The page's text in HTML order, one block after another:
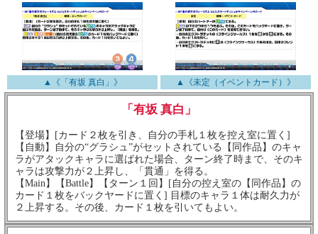
▲《「有坂 真白」》 ▲《未定（イベントカード）》
「有坂 真白」
【登場】[カード２枚を引き、自分の手札１枚を控え室に置く]
【自動】自分の“グラシュ”がセットされている【同作品】のキャ
ラがアタックキャラに選ばれた場合、ターン終了時まで、そのキ
ャラは攻撃力が２上昇し、「貫通」を得る。
【Main】【Battle】【ターン１回】[自分の控え室の【同作品】の
カード１枚をバックヤードに置く] 目標のキャラ１体は耐久力が
２上昇する。その後、カード１枚を引いてもよい。